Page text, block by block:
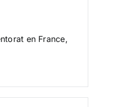
en France,